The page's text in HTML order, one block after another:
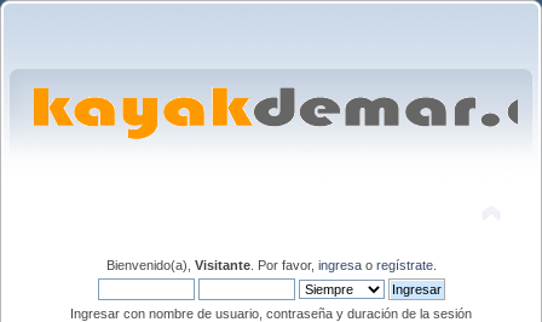
Bienvenido(a), Visitante. Por favor, ingresao regístrate.
Ingresar con nombre de usuario, contraseña y duración de la sesión